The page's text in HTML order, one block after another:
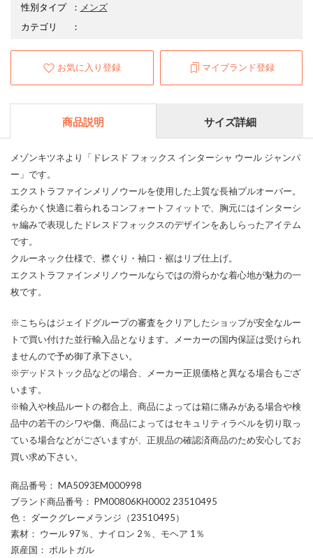
性別タイプ
： メンズ
カテゴリ
：
お気に入り登録 マイブランド登録
商品説明 サイズ詳細
メゾンキツネより「ドレスド フォックス インターシャ ウール ジャンパ
ー」です。
エクストラファインメリノウールを使用した上質な長袖プルオーバー。
柔らかく快適に着られるコンフォートフィットで、胸元にはインターシ
ャ編みで表現したドレスドフォックスのデザインをあしらったアイテム
です。
クルーネック仕様で、襟ぐり・袖口・裾はリブ仕上げ。
エクストラファインメリノウールならではの滑らかな着心地が魅力の一
枚です。
※こちらはジェイドグループの審査をクリアしたショップが安全なルー
トで買い付けた並行輸入品となります。メーカーの国内保証は受けられ
ませんので予め御了承下さい。
※デッドストック品などの場合、メーカー正規価格と異なる場合もござ
います。
※輸入や検品ルートの都合上、商品によっては箱に痛みがある場合や検
品中の若干のシワや傷、商品によってはセキュリティラベルを切り取っ
ている場合などがございますが、正規品の確認済商品のため安心してお
買い求め下さい。
商品番号 ： MA5093EM000998
ブランド商品番号 ： PM00806KH0002 23510495
色 ： ダークグレーメランジ（23510495）
素材 ： ウール 97％、ナイロン 2％、モヘア 1％
原産国 ： ポルトガル